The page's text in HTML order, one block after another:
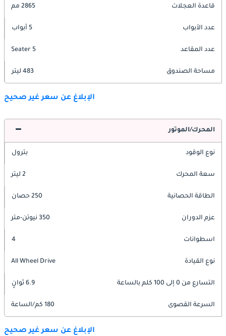
قاعدة العجلات 2865 مم
عدد الأبواب 5 أبواب
عدد المقاعد 5 Seater
مساحة الصندوق 483 ليتر
الإبلاغ عن سعر غير صحيح
المحرك/الموتور
نوع الوقود بترول
سعة المحرك 2 ليتر
الطاقة الحصانية 250 حصان
عزم الدوران 350 نيوتن-متر
اسطوانات 4
نوع القيادة All Wheel Drive
التسارع من 0 إلى 100 كلم بالساعة 6.9 ثوانٍ
السرعة القصوى 180 كم/الساعة
الإبلاغ عن سعر غير صحيح